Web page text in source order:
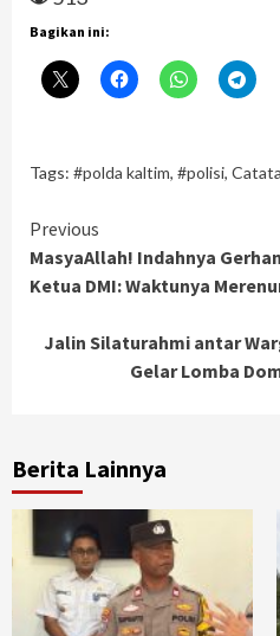
Bagikan ini:
Tags: #polda kaltim, #polisi,
Continue
Reading
Previous
MasyaAllah! Indahnya
Ketua DMI: Waktunya
Jalin Silaturahmi antar
Gelar Lomba
Berita Lainnya